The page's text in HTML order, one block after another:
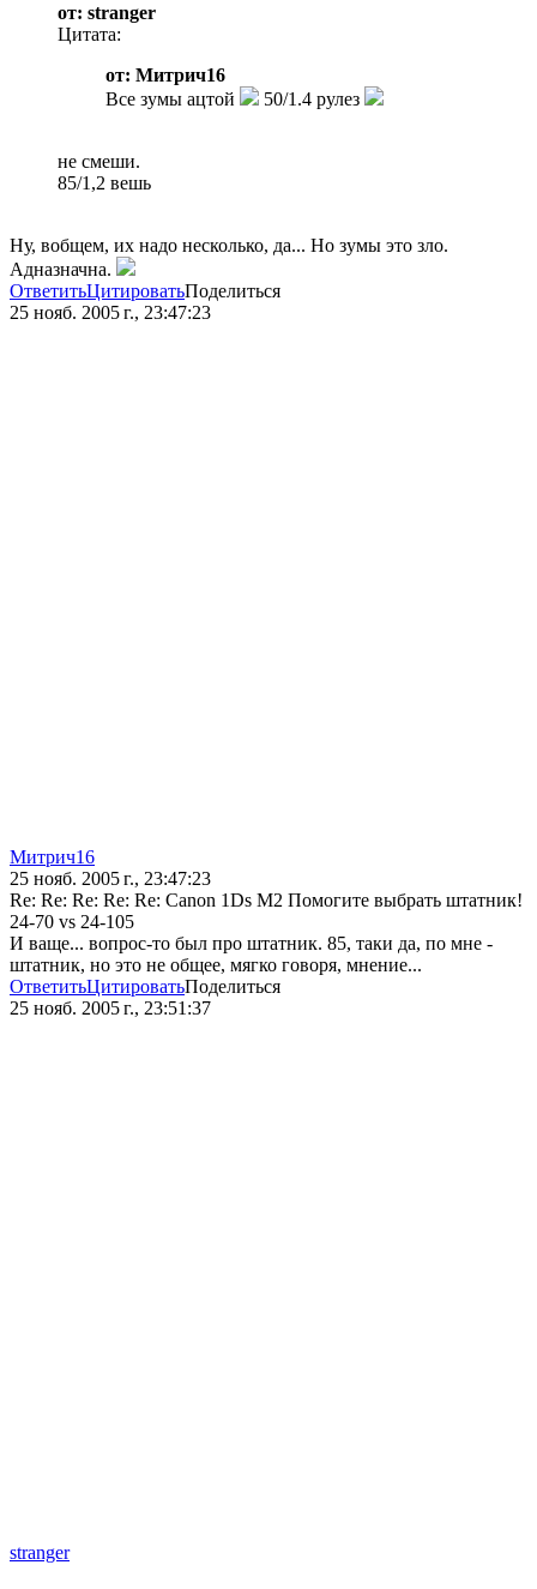
от: stranger
Цитата:
от: Митрич16
Все зумы ацтой
50/1.4 рулез
не смеши.
85/1,2 вешь
Ну, вобщем, их надо несколько, да... Но зумы это зло.
Адназначна.
ОтветитьЦитироватьПоделиться
25 нояб. 2005 г., 23:47:23
Митрич16
25 нояб. 2005 г., 23:47:23
Re: Re: Re: Re: Re: Canon 1Ds M2 Помогите выбрать штатник!
24-70 vs 24-105
И ваще... вопрос-то был про штатник. 85, таки да, по мне -
штатник, но это не общее, мягко говоря, мнение...
ОтветитьЦитироватьПоделиться
25 нояб. 2005 г., 23:51:37
stranger